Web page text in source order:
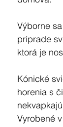
Výborne
príprade
ktorá je
Kónické
horenia s
Vyrobené